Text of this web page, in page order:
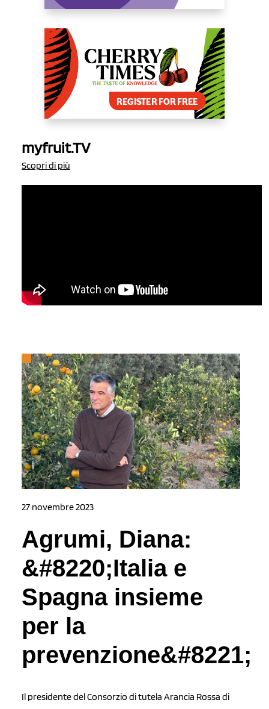
myfruit.TV
Scopri di più
27 novembre 2023
Agrumi, Diana:
&#8220;Italia e
Spagna insieme
per la
prevenzione&#8221;
Il presidente del Consorzio di tutela Arancia Rossa di